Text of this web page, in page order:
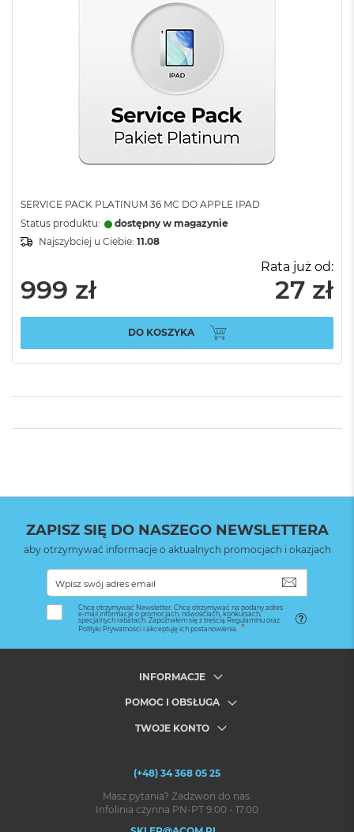
SERVICE PACK PLATINUM 36 MC DO APPLE IPAD
Status produktu:
dostępny w magazynie
Najszybciej u Ciebie: 11.08
999 zł
Rata już od:
27 zł
DO KOSZYKA
ZAPISZ SIĘ DO NASZEGO NEWSLETTERA
aby otrzymywać informacje o aktualnych promocjach i okazjach
Chcę otrzymywać Newsletter. Chcę otrzymywać na podany adres
e-mail informacje o promocjach, nowościach, konkursach,
specjalnych rabatach. Zapoznałem się z treścią Regulaminu oraz
Polityki Prywatności i akceptuję ich postanowienia.
INFORMACJE
POMOC I OBSŁUGA
TWOJE KONTO
(+48) 34 368 05 25
Masz pytania? Zadzwoń do nas.
Infolinia czynna PN-PT 9.00 - 17.00